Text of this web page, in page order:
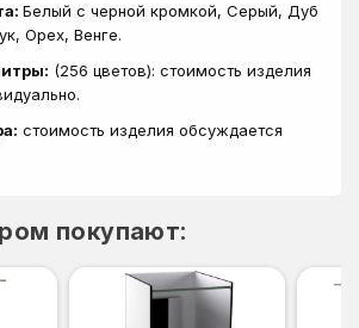
Белый с черной кромкой, Серый, Дуб
Орех, Венге.
(256 цветов): стоимость изделия
стоимость изделия обсуждается
покупают: